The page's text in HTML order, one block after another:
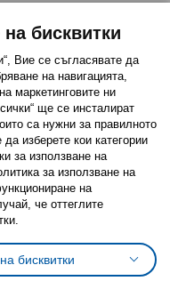
(Cookies)
на бисквитки
за личните данни
бисквитки
Вие се съгласявате да
на навигацията,
маркетинговите ни
ще се инсталират
са нужни за правилното
изберете кои категории
за използване на
за използване на
на
че оттеглите
бисквитки